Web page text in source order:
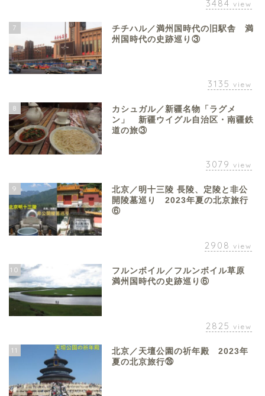
3484 view
7
チチハル／満州国時代の旧駅舎 満
州国時代の史跡巡り③
3135 view
8
カシュガル／新疆名物「ラグメ
ン」 新疆ウイグル自治区・南疆鉄
道の旅③
3079 view
9
北京／明十三陵 長陵、定陵と非公
開陵墓巡り 2023年夏の北京旅行
⑥
2908 view
10
フルンボイル／フルンボイル草原
満州国時代の史跡巡り⑥
2825 view
11
北京／天壇公園の祈年殿 2023年
夏の北京旅行㉖